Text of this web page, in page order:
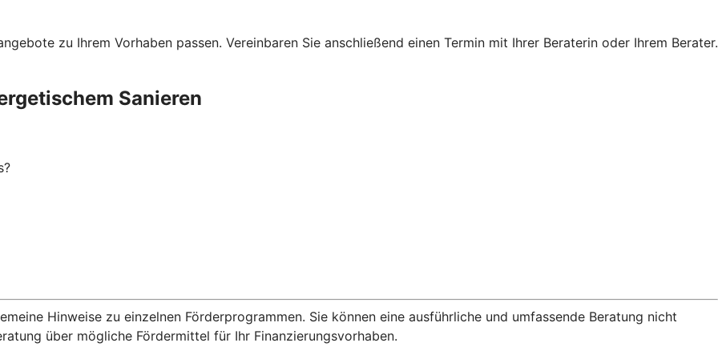
zu Ihrem Vorhaben passen. Vereinbaren Sie anschließend einen Termin mit Ihrer Beraterin oder Ihrem Berater.
Sanieren
Hinweise zu einzelnen Förderprogrammen. Sie können eine ausführliche und umfassende Beratung nicht
über mögliche Fördermittel für Ihr Finanzierungsvorhaben.